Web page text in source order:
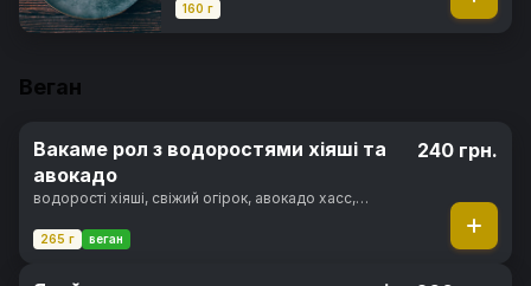
каракатиці, рис, норі
160 г
Веган
Вакаме рол з водоростями хіяші та
авокадо
водорості хіяші, свіжий огірок, авокадо хасс,
265 г веган
240 грн.